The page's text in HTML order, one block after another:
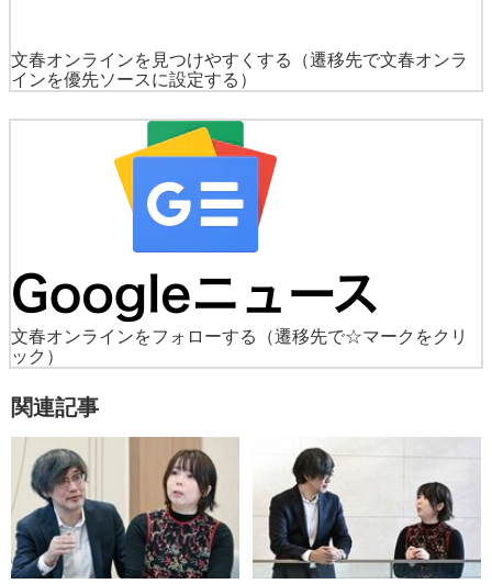
文春オンラインを見つけやすくする
（遷移先で文春オンラ
インを優先ソースに設定する）
文春オンラインをフォローする
（遷移先で☆マークをクリ
ック）
関連記事